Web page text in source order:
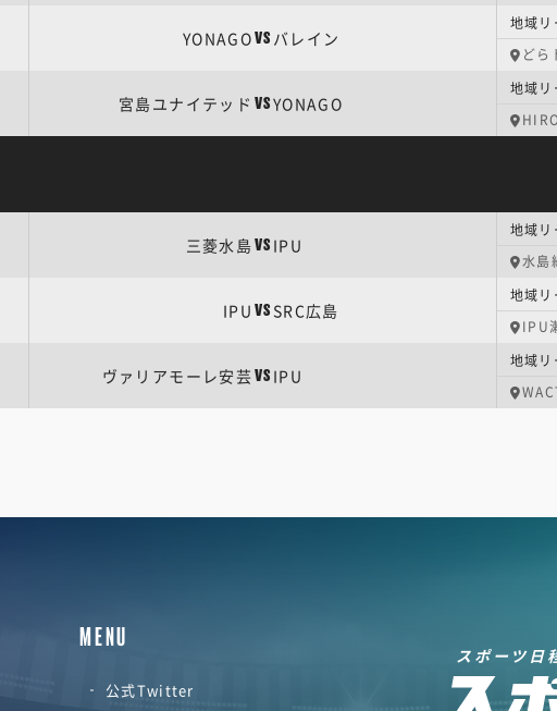
YONAGOVS バレイン
地域
どら
宮島ユナイテッド VSYONAGO
地域
三菱水島VS IPU
地域
水島
IPU VS SRC広島
地域
IPU
ヴァリアモーレ安芸VS IPU
地域
MENU
公式Twitter
スポーツ日